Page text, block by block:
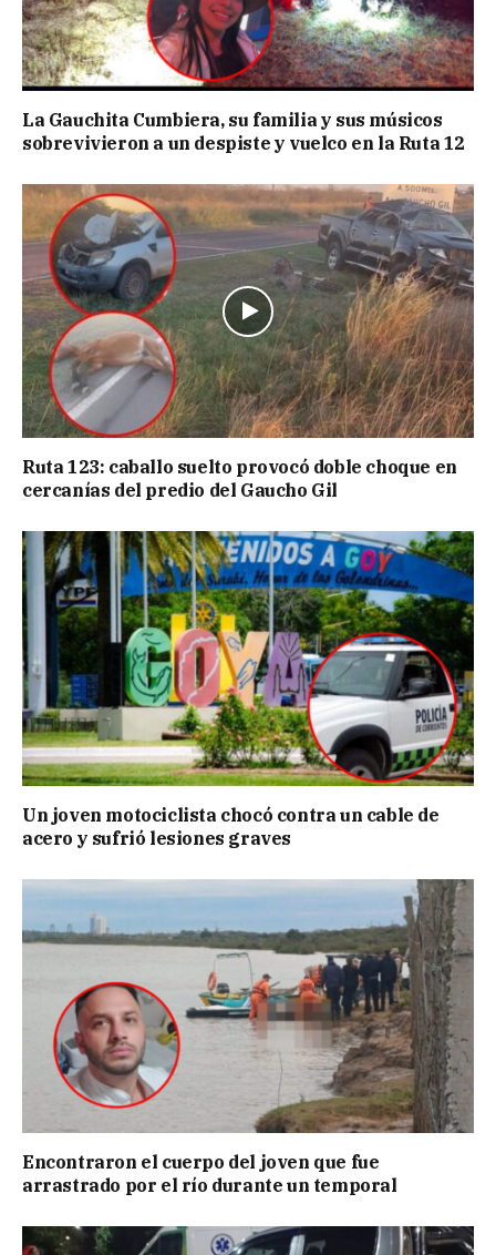
La Gauchita Cumbiera, su familia y sus músicos
sobrevivieron a un despiste y vuelco en la Ruta 12
Ruta 123: caballo suelto provocó doble choque en
cercanías del predio del Gaucho Gil
Un joven motociclista chocó contra un cable de
acero y sufrió lesiones graves
Encontraron el cuerpo del joven que fue
arrastrado por el río durante un temporal